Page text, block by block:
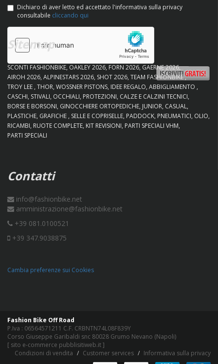
Dichiaro di aver letto ed accettato l'informativa sulla privacy
consultabile cliccando qui
Sitemap
SCONTI FASHIONBIKE OAKLEY 2026 FORN 2026 GAERNE 2026
AIROH 2026 ALPINESTARS 2026 SHOT 2026 TEAM FASHIONBIKE
TROY LEE THOR WOSSNER PISTONS IDEE REGALO ABBIGLIAMENTO
CASCHI STIVALI OCCHIALI PROTEZIONI CALZE E CALZINI TECNICI
BORSE E BORSONI GINOCCHIERE ORTOPEDICHE JUNIOR CASUAL
PLASTICHE GRAFICHE SELLE E COPRISELLE PADDOCK PNEUMATICI OLIO
RICAMBI RUOTE COMPLETE KIT REVISIONI PARTI SPECIALI VHM
PARTI SPECIALI
Contatti
info@fashionbike.net
amministrazione@fashionbike.net
+39 081.0100521
+39 347.9038875
Cambia preferenze sui Cookies
Fashion Bike Off Road
P.Iva : 06564571211 C.F. CRBNTN74L08F839Y
Corso Giuseppe Garibaldi snc 80028 Grumo Nevano (Napoli)
[ sito e-commerce pubblisitiweb.it]
Condizioni di vendita
Customer services Informativa sulla privacy